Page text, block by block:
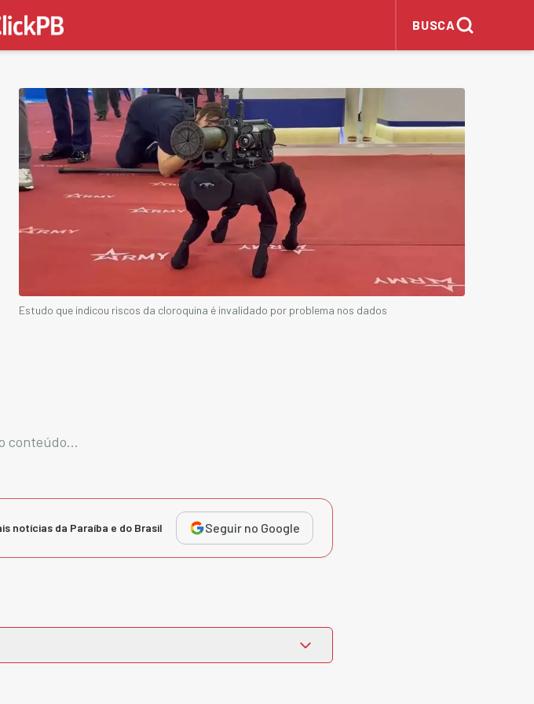
BUSCA
Estudo que indicou riscos da cloroquina é invalidado por problema nos dados
conteúdo...
notícias da Paraíba e do Brasil Seguir no Google